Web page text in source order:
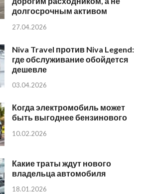
долгосрочным активом
27.04.2026
Niva Travel против Niva Legend:
где обслуживание обойдется
дешевле
03.04.2026
Когда электромобиль может
быть выгоднее бензинового
10.02.2026
Какие траты ждут нового
владельца автомобиля
18.01.2026